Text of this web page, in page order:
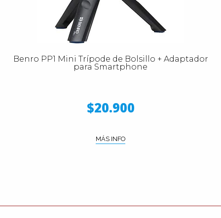
Benro PP1 Mini Trípode de Bolsillo + Adaptador
para Smartphone
$20.900
MÁS INFO